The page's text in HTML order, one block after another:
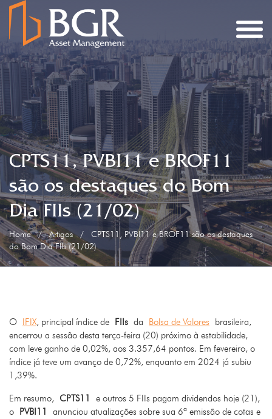
CPTS11, PVBI11 e BROF11
são os destaques do Bom
Dia FIIs (21/02)
Home / Artigos /
CPTS11, PVBI11 e BROF11 são os destaques
do Bom Dia FIIs (21/02)
O IFIX, principal índice de FIIs da Bolsa de Valores brasileira,
encerrou a sessão desta terça-feira (20) próximo à estabilidade,
com leve ganho de 0,02%, aos 3.357,64 pontos. Em fevereiro, o
índice já teve um avanço de 0,72%, enquanto em 2024 já subiu
1,39%.
Em resumo, CPTS11
e outros 5 FIIs pagam dividendos hoje (21),
o PVBI11
anunciou atualizações sobre sua 6ª emissão de cotas e